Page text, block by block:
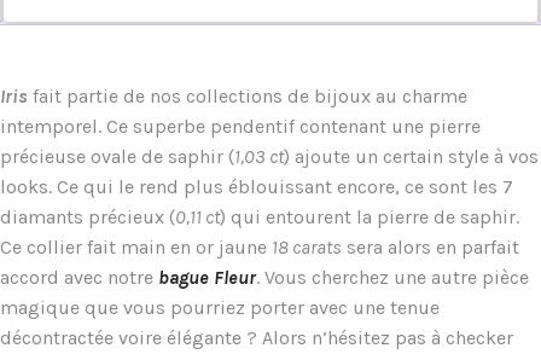
Iris fait partie de nos collections de bijoux au charme
intemporel. Ce superbe pendentif contenant une pierre
précieuse ovale de saphir (1,03 ct) ajoute un certain style à vos
looks. Ce qui le rend plus éblouissant encore, ce sont les 7
diamants précieux (0,11 ct) qui entourent la pierre de saphir.
Ce collier fait main en or jaune 18 carats sera alors en parfait
accord avec notre bague Fleur. Vous cherchez une autre pièce
magique que vous pourriez porter avec une tenue
décontractée voire élégante ? Alors n’hésitez pas à checker